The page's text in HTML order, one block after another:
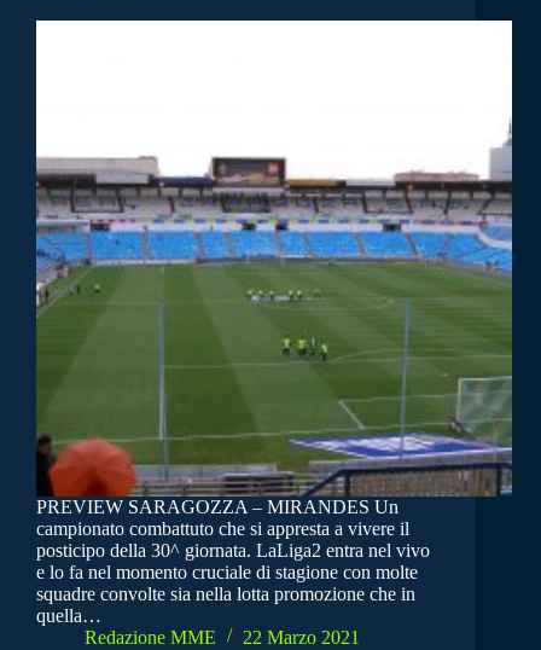
PREVIEW SARAGOZZA – MIRANDES Un
campionato combattuto che si appresta a vivere il
posticipo della 30^ giornata. LaLiga2 entra nel vivo
e lo fa nel momento cruciale di stagione con molte
squadre convolte sia nella lotta promozione che in
quella…
Redazione MME
22 Marzo 2021